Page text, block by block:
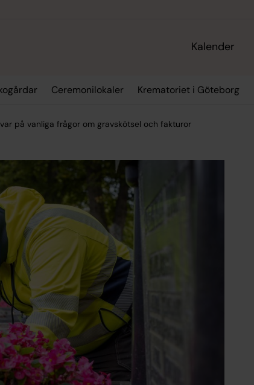
Kalender
Ceremonilokaler Krematoriet i Göteborg
på vanliga frågor om gravskötsel och fakturor